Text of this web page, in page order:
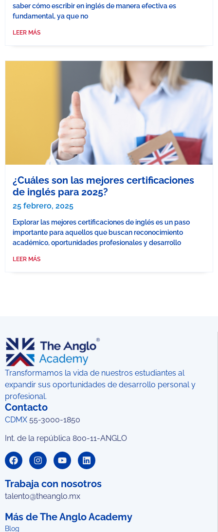
saber cómo escribir en inglés de manera efectiva es
fundamental, ya que no
LEER MÁS
¿Cuáles son las mejores certificaciones
de inglés para 2025?
25 febrero, 2025
Explorar las mejores certificaciones de inglés es un paso
importante para aquellos que buscan reconocimiento
académico, oportunidades profesionales y desarrollo
LEER MÁS
Transformamos la vida de nuestros estudiantes al
expandir sus oportunidades de desarrollo personal y
profesional.
Contacto
CDMX 55-3000-1850
Int. de la república 800-11-ANGLO
Trabaja con nosotros
talento@theanglo.mx
Más de The Anglo Academy
Blog